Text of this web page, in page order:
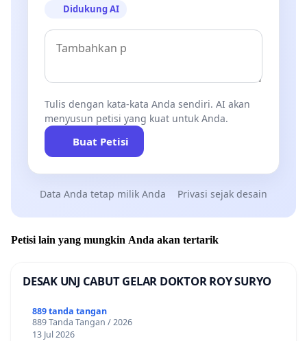
Didukung AI
Tulis dengan kata-kata Anda sendiri. AI akan
menyusun petisi yang kuat untuk Anda.
Buat Petisi
Data Anda tetap milik Anda Privasi sejak desain
Petisi lain yang mungkin Anda akan tertarik
DESAK UNJ CABUT GELAR DOKTOR ROY SURYO
889 tanda tangan
889 Tanda Tangan / 2026
13 Jul 2026